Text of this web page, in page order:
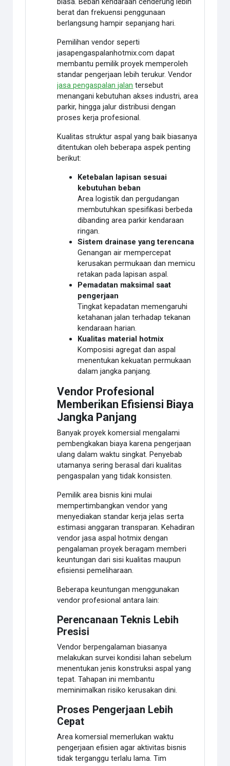
berat dan frekuensi penggunaan
berlangsung hampir sepanjang hari.
Pemilihan vendor seperti
jasapengaspalanhotmix.com dapat
membantu pemilik proyek memperoleh
standar pengerjaan lebih terukur. Vendor
jasa pengaspalan jalan tersebut
menangani kebutuhan akses industri, area
parkir, hingga jalur distribusi dengan
proses kerja profesional.
Kualitas struktur aspal yang baik biasanya
ditentukan oleh beberapa aspek penting
berikut:
Ketebalan lapisan sesuai
kebutuhan beban
Area logistik dan pergudangan
membutuhkan spesifikasi berbeda
dibanding area parkir kendaraan
ringan.
Sistem drainase yang terencana
Genangan air mempercepat
kerusakan permukaan dan memicu
retakan pada lapisan aspal.
Pemadatan maksimal saat
pengerjaan
Tingkat kepadatan memengaruhi
ketahanan jalan terhadap tekanan
kendaraan harian.
Kualitas material hotmix
Komposisi agregat dan aspal
menentukan kekuatan permukaan
dalam jangka panjang.
Vendor Profesional
Memberikan Efisiensi Biaya
Jangka Panjang
Banyak proyek komersial mengalami
pembengkakan biaya karena pengerjaan
ulang dalam waktu singkat. Penyebab
utamanya sering berasal dari kualitas
pengaspalan yang tidak konsisten.
Pemilik area bisnis kini mulai
mempertimbangkan vendor yang
menyediakan standar kerja jelas serta
estimasi anggaran transparan. Kehadiran
vendor jasa aspal hotmix dengan
pengalaman proyek beragam memberi
keuntungan dari sisi kualitas maupun
efisiensi pemeliharaan.
Beberapa keuntungan menggunakan
vendor profesional antara lain:
Perencanaan Teknis Lebih
Presisi
Vendor berpengalaman biasanya
melakukan survei kondisi lahan sebelum
menentukan jenis konstruksi aspal yang
tepat. Tahapan ini membantu
meminimalkan risiko kerusakan dini.
Proses Pengerjaan Lebih
Cepat
Area komersial memerlukan waktu
pengerjaan efisien agar aktivitas bisnis
tidak terganggu terlalu lama. Tim